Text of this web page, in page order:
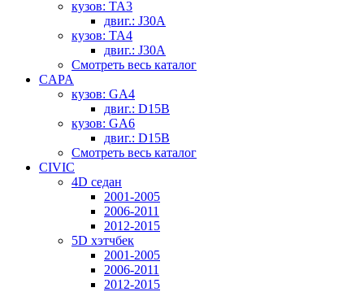
кузов: TA3
двиг.: J30A
кузов: TA4
двиг.: J30A
Смотреть весь каталог
CAPA
кузов: GA4
двиг.: D15B
кузов: GA6
двиг.: D15B
Смотреть весь каталог
CIVIC
4D седан
2001-2005
2006-2011
2012-2015
5D хэтчбек
2001-2005
2006-2011
2012-2015